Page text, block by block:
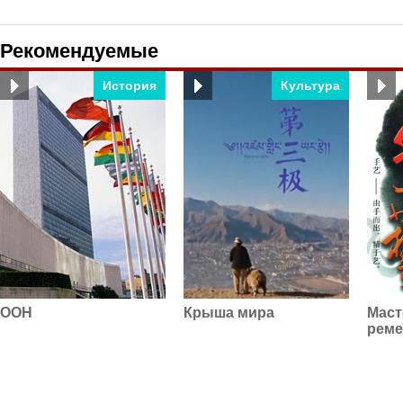
Рекомендуемые
История
ООН
Культура
Крыша мира